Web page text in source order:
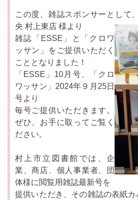
この度、雑誌スポンサーとして
央 村上東店 様より
雑誌「ESSE」と「クロワ
ッサン」をご提供いただく
こととなりました！
「ESSE」10月号、「クロ
ワッサン」2024年９月25日
号より
毎号ご提供いただきます。
ぜひ、お手に取ってご覧く
ださい。
村上市立図書館では、企
業、商店、個人事業者、団
体様に閲覧用雑誌最新号を
提供いただき、その雑誌の表紙